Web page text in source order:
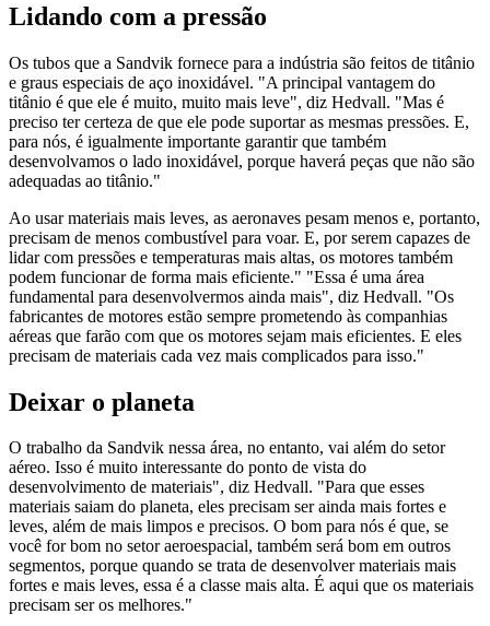
Lidando com a pressão
Os tubos que a Sandvik fornece para a indústria são feitos de titânio
e graus especiais de aço inoxidável. "A principal vantagem do
titânio é que ele é muito, muito mais leve", diz Hedvall. "Mas é
preciso ter certeza de que ele pode suportar as mesmas pressões. E,
para nós, é igualmente importante garantir que também
desenvolvamos o lado inoxidável, porque haverá peças que não são
adequadas ao titânio."
Ao usar materiais mais leves, as aeronaves pesam menos e, portanto,
precisam de menos combustível para voar. E, por serem capazes de
lidar com pressões e temperaturas mais altas, os motores também
podem funcionar de forma mais eficiente." "Essa é uma área
fundamental para desenvolvermos ainda mais", diz Hedvall. "Os
fabricantes de motores estão sempre prometendo às companhias
aéreas que farão com que os motores sejam mais eficientes. E eles
precisam de materiais cada vez mais complicados para isso."
Deixar o planeta
O trabalho da Sandvik nessa área, no entanto, vai além do setor
aéreo. Isso é muito interessante do ponto de vista do
desenvolvimento de materiais", diz Hedvall. "Para que esses
materiais saiam do planeta, eles precisam ser ainda mais fortes e
leves, além de mais limpos e precisos. O bom para nós é que, se
você for bom no setor aeroespacial, também será bom em outros
segmentos, porque quando se trata de desenvolver materiais mais
fortes e mais leves, essa é a classe mais alta. É aqui que os materiais
precisam ser os melhores."